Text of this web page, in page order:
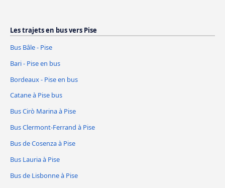
Les trajets en bus vers Pise
Bus Bâle - Pise
Bari - Pise en bus
Bordeaux - Pise en bus
Catane à Pise bus
Bus Cirò Marina à Pise
Bus Clermont-Ferrand à Pise
Bus de Cosenza à Pise
Bus Lauria à Pise
Bus de Lisbonne à Pise